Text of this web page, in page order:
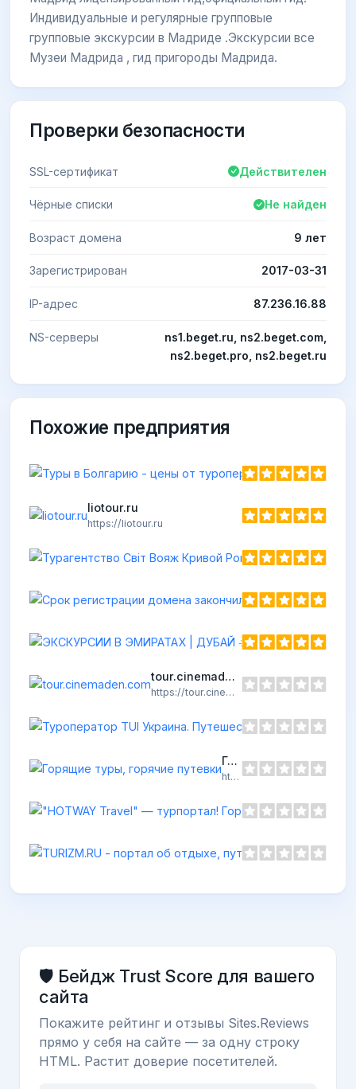
Индивидуальные и регулярные групповые
групповые экскурсии в Мадриде .Экскурсии все
Музеи Мадрида , гид пригороды Мадрида.
Проверки безопасности
SSL-сертификат Действителен
Чёрные списки Не найден
Возраст домена 9 лет
Зарегистрирован 2017-03-31
IP-адрес 87.236.16.88
NS-серверы
ns1.beget.ru, ns2.beget.com,
ns2.beget.pro, ns2.beget.ru
Похожие предприятия
liotour.ru
https://liotour.ru
Срок
https://
tour.cinemaden.com
https://tour.cinemaden.com
Горящие туры, горячие путевки
https://zhayvir.com.ua
🛡️ Бейдж Trust Score для вашего
сайта
Покажите рейтинг и отзывы Sites.Reviews
прямо у себя на сайте — за одну строку
HTML. Растит доверие посетителей.